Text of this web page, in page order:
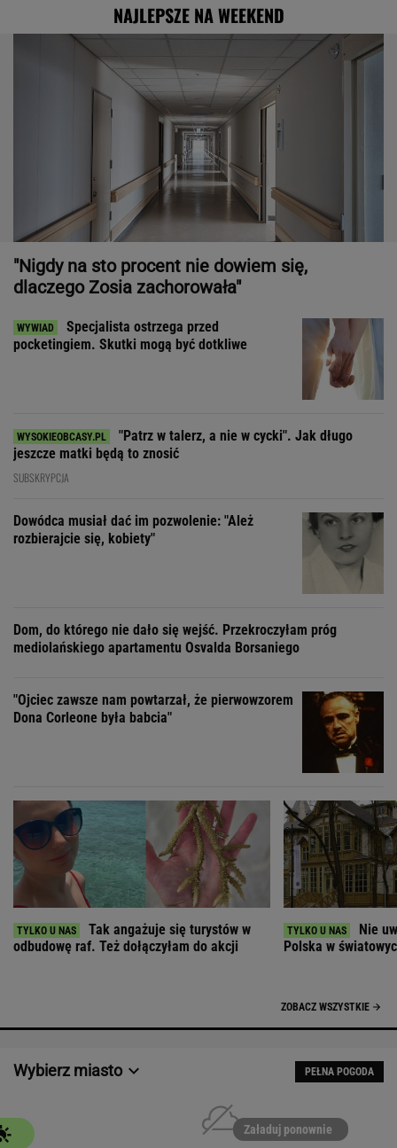
NAJLEPSZE NA WEEKEND
"Nigdy na sto procent nie dowiem się,
dlaczego Zosia zachorowała"
Specjalista ostrzega przed
pocketingiem. Skutki mogą być dotkliwe
"Patrz w talerz, a nie w cycki". Jak długo
jeszcze matki będą to znosić
SUBSKRYPCJA
Dowódca musiał dać im pozwolenie: "Ależ
rozbierajcie się, kobiety"
Dom, do którego nie dało się wejść. Przekroczyłam próg
mediolańskiego apartamentu Osvalda Borsaniego
"Ojciec zawsze nam powtarzał, że pierwowzorem
Dona Corleone była babcia"
Tak angażuje się turystów w
odbudowę raf. Też dołączyłam do akcji
Nie
Polska w
ZOBACZ WSZYSTKIE
Wybierz miasto PEŁNA POGODA
Załaduj ponownie